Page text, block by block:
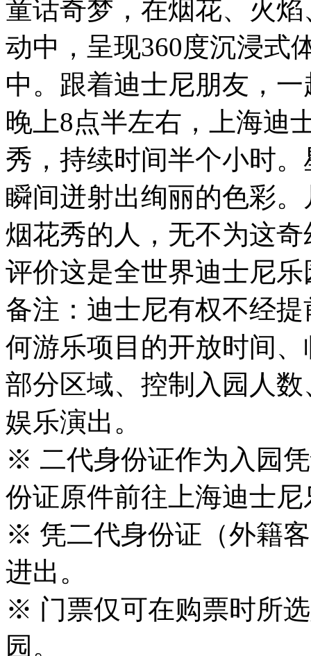
童话奇梦，在烟花、火
动中，呈现360度沉浸式
中。跟着迪士尼朋友，
晚上8点半左右，上海迪
秀，持续时间半个小时
瞬间迸射出绚丽的色彩
烟花秀的人，无不为这
评价这是全世界迪士尼
备注：迪士尼有权不经
何游乐项目的开放时间
部分区域、控制入园人
娱乐演出。
※ 二代身份证作为入园
份证原件前往上海迪士
※ 凭二代身份证（外籍
进出。
※ 门票仅可在购票时所
园。